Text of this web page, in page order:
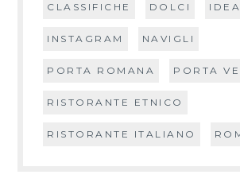
CLASSIFICHE DOLCI
INSTAGRAM NAVIGLI
PORTA ROMANA PORTA
RISTORANTE ETNICO
RISTORANTE ITALIANO